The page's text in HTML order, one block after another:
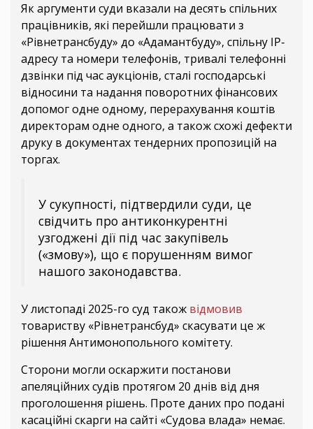
Як аргументи суди вказали на десять спільних
працівників, які перейшли працювати з
«Рівнетрансбуду» до «Адамантбуду», спільну IP-
адресу та номери телефонів, тривалі телефонні
дзвінки під час аукціонів, сталі господарські
відносини та надання поворотних фінансових
допомог одне одному, перерахування коштів
директорам одне одного, а також схожі дефекти
друку в документах тендерних пропозицій на
торгах.
У сукупності, підтвердили суди, це
свідчить про антиконкурентні
узгоджені дії під час закупівель
(«змову»), що є порушенням вимог
нашого законодавства.
У листопаді 2025-го суд також відмовив
товариству «Рівнетрансбуд» скасувати це ж
рішення Антимонопольного комітету.
Сторони могли оскаржити постанови
апеляційних судів протягом 20 днів від дня
проголошення рішень. Проте даних про подані
касаційні скарги на сайті «Судова влада» немає.